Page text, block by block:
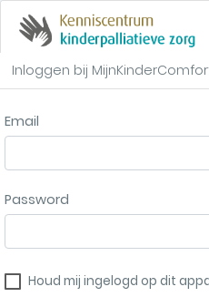
Inloggen bij
Email
Password
Houd mij ingelogd op dit